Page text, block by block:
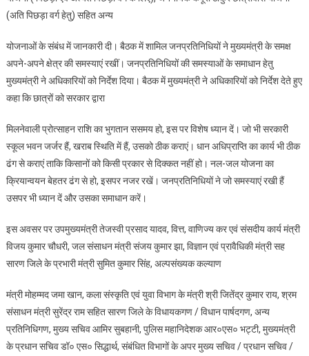
(अति पिछड़ा वर्ग हेतु) सहित अन्य
योजनाओं के संबंध में जानकारी दी। बैठक में शामिल जनप्रतिनिधियों ने मुख्यमंत्री के समक्ष
अपने-अपने क्षेत्र की समस्याएं रखीं। जनप्रतिनिधियों की समस्याओं के समाधान हेतु
मुख्यमंत्री ने अधिकारियों को निर्देश दिया। बैठक में मुख्यमंत्री ने अधिकारियों को निर्देश देते हुए
कहा कि छात्रों को सरकार द्वारा
मिलनेवाली प्रोत्साहन राशि का भुगतान ससमय हो, इस पर विशेष ध्यान दें। जो भी सरकारी
स्कूल भवन जर्जर हैं, खराब स्थिति में हैं, उसको ठीक कराएं। धान अधिप्राप्ति का कार्य भी ठीक
ढंग से कराएं ताकि किसानों को किसी प्रकार से दिक्कत नहीं हो। नल-जल योजना का
क्रियान्वयन बेहतर ढंग से हो, इसपर नजर रखें। जनप्रतिनिधियों ने जो समस्याएं रखी हैं
उसपर भी ध्यान दें और उसका समाधान करें।
इस अवसर पर उपमुख्यमंत्री तेजस्वी प्रसाद यादव, वित्त, वाणिज्य कर एवं संसदीय कार्य मंत्री
विजय कुमार चौधरी, जल संसाधन मंत्री संजय कुमार झा, विज्ञान एवं प्रावैधिकी मंत्री सह
सारण जिले के प्रभारी मंत्री सुमित कुमार सिंह, अल्पसंख्यक कल्याण
मंत्री मोहम्मद जमा खान, कला संस्कृति एवं युवा विभाग के मंत्री श्री जितेंद्र कुमार राय, श्रम
संसाधन मंत्री सुरेंद्र राम सहित सारण जिले के विधायकगण / विधान पार्षदगण, अन्य
प्रतिनिधिगण, मुख्य सचिव आमिर सुबहानी, पुलिस महानिदेशक आर०एस० भट्टी, मुख्यमंत्री
के प्रधान सचिव डॉ० एस० सिद्धार्थ, संबंधित विभागों के अपर मुख्य सचिव / प्रधान सचिव /